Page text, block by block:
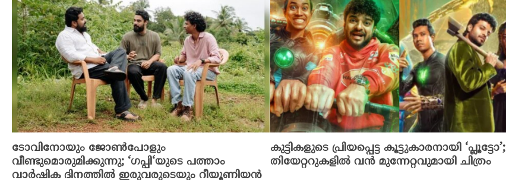
ടോവിനോയും ജോൺപോളും
വീണ്ടുമൊരുമിക്കുന്നു; ‘ഗപ്പി‘യുടെ പത്താം
വാർഷിക ദിനത്തിൽ ഇരുവരുടെയും റീയൂണിയൻ
കുട്ടികളുടെ പ്രിയപ്പെട്ട കൂട്ടുകാരനായി ‘പ്ലൂട്ടോ’;
തിയേറ്ററുകളിൽ വൻ മുന്നേറ്റവുമായി ചിത്രം